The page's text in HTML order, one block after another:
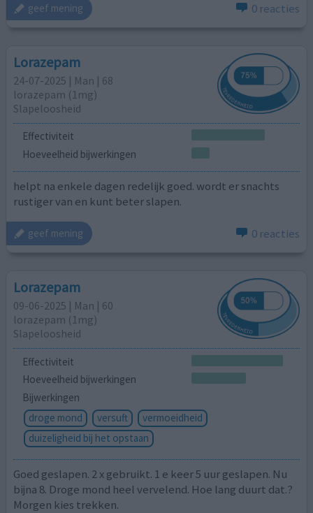
geef mening 0 reacties
Lorazepam
24-07-2025 | Man | 68
lorazepam (1mg)
Slapeloosheid
Effectiviteit
Hoeveelheid bijwerkingen
helpt na enkele dagen redelijk goed. wordt er snachts
rustiger van en kunt beter slapen.
geef mening 0 reacties
Lorazepam
09-06-2025 | Man | 60
lorazepam (1mg)
Slapeloosheid
Effectiviteit
Hoeveelheid bijwerkingen
Bijwerkingen
droge mond
versuft
vermoeidheid
duizeligheid bij het opstaan
Goed geslapen. 2 x gebruikt. 1 e keer 5 uur geslapen. Nu
bijna 8. Droge mond heel vervelend. Hoe lang duurt dat.?
Morgen kies trekken.